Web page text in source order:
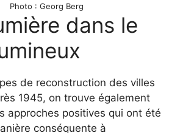
Photo : Georg Berg
dans le
de reconstruction des villes
1945, on trouve également
approches positives qui ont été
conséquente à